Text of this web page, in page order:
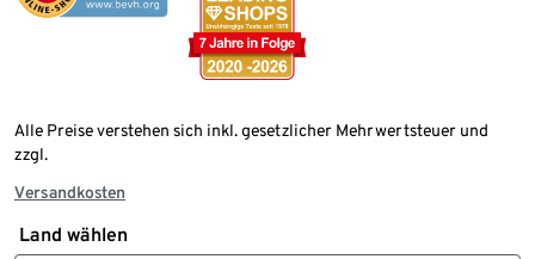
Alle Preise verstehen sich inkl. gesetzlicher Mehrwertsteuer und
zzgl.
Versandkosten
Land wählen